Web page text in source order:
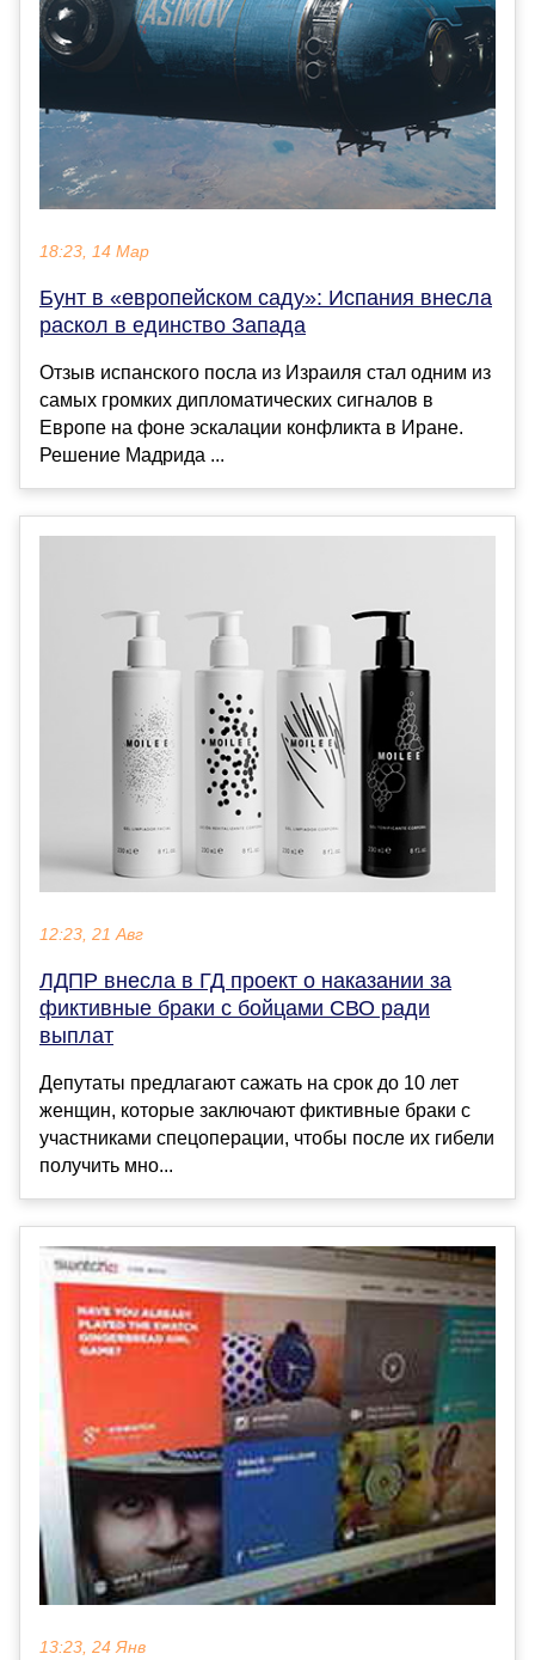
18:23, 14 Мар
Бунт в «европейском саду»: Испания внесла
раскол в единство Запада
Отзыв испанского посла из Израиля стал одним из
самых громких дипломатических сигналов в
Европе на фоне эскалации конфликта в Иране.
Решение Мадрида ...
12:23, 21 Авг
ЛДПР внесла в ГД проект о наказании за
фиктивные браки с бойцами СВО ради
выплат
Депутаты предлагают сажать на срок до 10 лет
женщин, которые заключают фиктивные браки с
участниками спецоперации, чтобы после их гибели
получить мно...
13:23, 24 Янв